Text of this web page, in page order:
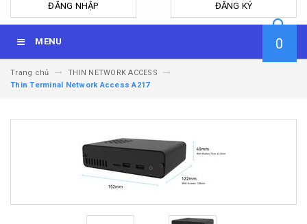
ĐĂNG NHẬP ĐĂNG KÝ
MENU 0
Trang chủ
THIN NETWORK ACCESS
Thin Terminal Network Access A217